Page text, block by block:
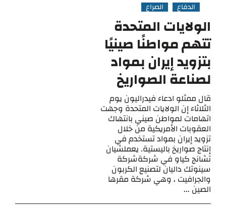
الدفاع الصراع
الولايات المتحدة
تتهم مواطنًا صينيًا
بتزويد إيران بمواد
لصناعة الصواريخ
قال ممثلو ادعاء فيدراليون يوم
الثلاثاء إن الولايات المتحدة وجهت
اتهامات لمواطن صيني بانتهاك
العقوبات الأمريكية من خلال
تزويد إيران بمواد تستخدم في
إنتاج صواريخ باليستية. يعملشيان
تشانج كياو في شركةشركة
سينوتك داليان لتصنيع الكربون
والجرافيت ، وهي شركة مقرها
الصين ...